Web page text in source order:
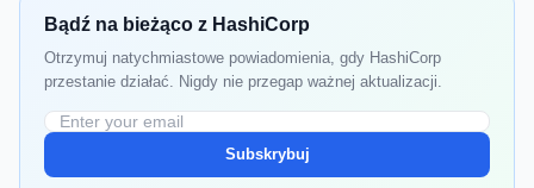
Bądź na bieżąco z HashiCorp
Otrzymuj natychmiastowe powiadomienia, gdy HashiCorp
przestanie działać. Nigdy nie przegap ważnej aktualizacji.
Subskrybuj